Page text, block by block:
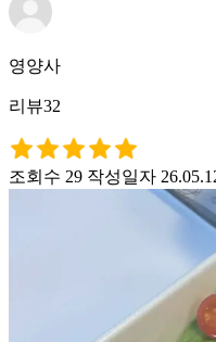
영양사
리뷰32
조회수 29 작성일자